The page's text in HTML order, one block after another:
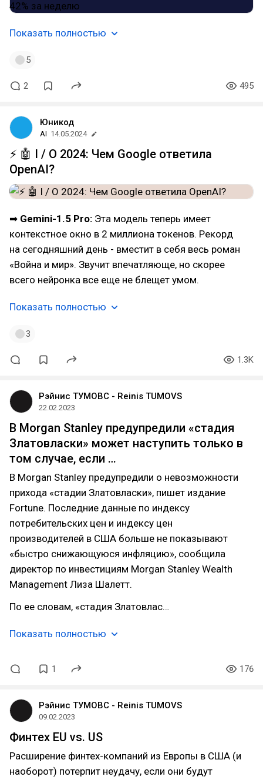
Показать полностью
5
2 495
Юникод
AI 14.05.2024
⚡️ 🤖 I / O 2024: Чем Google ответила
OpenAI?
➡ Gemini-1.5 Pro: Эта модель теперь имеет
контекстное окно в 2 миллиона токенов. Рекорд
на сегодняшний день - вместит в себя весь роман
«Война и мир». Звучит впечатляюще, но скорее
всего нейронка все еще не блещет умом.
Показать полностью
3
1.3K
Рэйнис ТУМОВС - Reinis TUMOVS
22.02.2023
В Morgan Stanley предупредили «стадия
Златовласки» может наступить только в
том случае, если …
В Morgan Stanley предупредили о невозможности
прихода «стадии Златовласки», пишет издание
Fortune. Последние данные по индексу
потребительских цен и индексу цен
производителей в США больше не показывают
«быстро снижающуюся инфляцию», сообщила
директор по инвестициям Morgan Stanley Wealth
Management Лиза Шалетт.
По ее словам, «стадия Златовлас…
Показать полностью
1 176
Рэйнис ТУМОВС - Reinis TUMOVS
09.02.2023
Финтех EU vs. US
Расширение финтех-компаний из Европы в США (и
наоборот) потерпит неудачу, если они будут